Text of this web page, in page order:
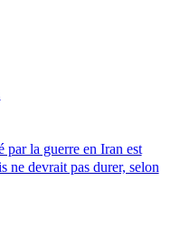
par la guerre en Iran est
ne devrait pas durer, selon